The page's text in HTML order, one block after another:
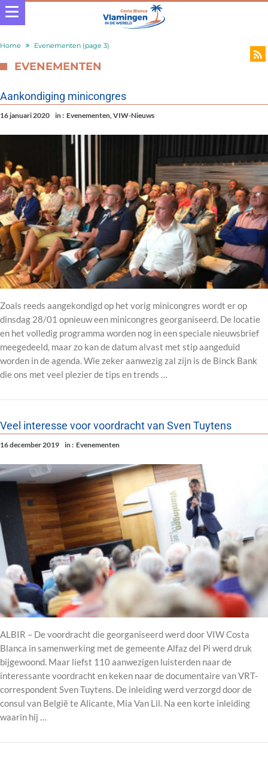
Home Evenementen (page 3)
EVENEMENTEN
Aankondiging minicongres
16 januari 2020 in : Evenementen,VIW-Nieuws
Zoals reeds aangekondigd op het vorig minicongres wordt er op
dinsdag 28/01 opnieuw een minicongres georganiseerd. De locatie
en het volledig programma worden nog in een speciale nieuwsbrief
meegedeeld, maar zo kan de datum alvast met stip aangeduid
worden in de agenda. Wie zeker aanwezig zal zijn is de Binck Bank
die ons met veel plezier de tips en trends …
Veel interesse voor voordracht van Sven Tuytens
16 december 2019 in : Evenementen
ALBIR – De voordracht die georganiseerd werd door VIW Costa
Blanca in samenwerking met de gemeente Alfaz del Pi werd druk
bijgewoond. Maar liefst 110 aanwezigen luisterden naar de
interessante voordracht en keken naar de documentaire van VRT-
correspondent Sven Tuytens. De inleiding werd verzorgd door de
consul van België te Alicante, Mia Van Lil. Na een korte inleiding
waarin hij …